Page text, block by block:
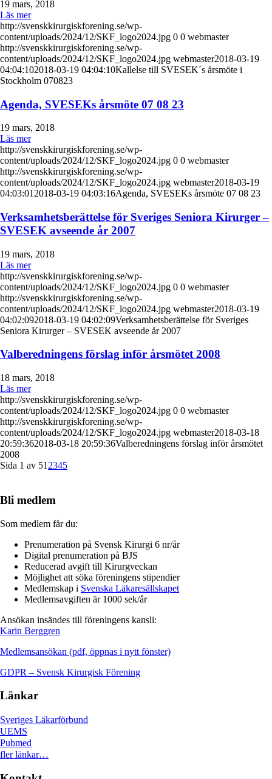
19 mars, 2018
Läs mer
http://svenskkirurgiskforening.se/wp-
content/uploads/2024/12/SKF_logo2024.jpg 0 0 webmaster
http://svenskkirurgiskforening.se/wp-
content/uploads/2024/12/SKF_logo2024.jpg webmaster2018-03-19
04:04:102018-03-19 04:04:10Kallelse till SVESEK´s årsmöte i
Stockholm 070823
Agenda, SVESEKs årsmöte 07 08 23
19 mars, 2018
Läs mer
http://svenskkirurgiskforening.se/wp-
content/uploads/2024/12/SKF_logo2024.jpg 0 0 webmaster
http://svenskkirurgiskforening.se/wp-
content/uploads/2024/12/SKF_logo2024.jpg webmaster2018-03-19
04:03:01 2018-03-19 04:03:16Agenda, SVESEKs årsmöte 07 08 23
Verksamhetsberättelse för Sveriges Seniora Kirurger –
SVESEK avseende år 2007
19 mars, 2018
Läs mer
http://svenskkirurgiskforening.se/wp-
content/uploads/2024/12/SKF_logo2024.jpg 0 0 webmaster
http://svenskkirurgiskforening.se/wp-
content/uploads/2024/12/SKF_logo2024.jpg webmaster2018-03-19
04:02:092018-03-19 04:02:09Verksamhetsberättelse för Sveriges
Seniora Kirurger – SVESEK avseende år 2007
Valberedningens förslag inför årsmötet 2008
18 mars, 2018
Läs mer
http://svenskkirurgiskforening.se/wp-
content/uploads/2024/12/SKF_logo2024.jpg 0 0 webmaster
http://svenskkirurgiskforening.se/wp-
content/uploads/2024/12/SKF_logo2024.jpg webmaster2018-03-18
20:59:362018-03-18 20:59:36Valberedningens förslag inför årsmötet
2008
Sida 1 av 51 2345
Bli medlem
Som medlem får du:
Prenumeration på Svensk Kirurgi 6 nr/år
Digital prenumeration på BJS
Reducerad avgift till Kirurgveckan
Möjlighet att söka föreningens stipendier
Medlemskap i Svenska Läkaresällskapet
Medlemsavgiften är 1000 sek/år
Ansökan insändes till föreningens kansli:
Karin Berggren
Medlemsansökan (pdf, öppnas i nytt fönster)
GDPR – Svensk Kirurgisk Förening
Länkar
Sveriges Läkarförbund
UEMS
Pubmed
fler länkar…